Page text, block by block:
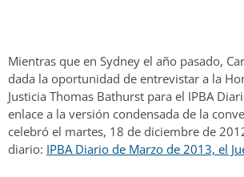
Mientras que en Sydney el año pasado,
dada la oportunidad de entrevistar a la
Justicia Thomas Bathurst para el IPBA
enlace a la versión condensada de la
celebró el martes, 18 de diciembre de
diario: IPBA Diario de Marzo de 2013, el